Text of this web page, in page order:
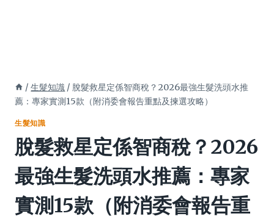
/ 生髮知識 / 脫髮救星定係智商稅？2026最強生髮洗頭水推
薦：專家實測15款（附消委會報告重點及揀選攻略）
生髮知識
脫髮救星定係智商稅？2026
最強生髮洗頭水推薦：專家
實測15款（附消委會報告重